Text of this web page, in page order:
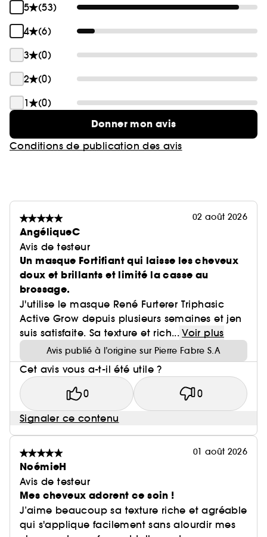
5
(53)
4
(6)
3
(0)
2
(0)
1
(0)
Donner mon avis
Conditions de publication des avis
02 août 2026
AngéliqueC
Avis de testeur
Un masque Fortifiant qui laisse les cheveux
doux et brillants et limité la casse au
brossage.
J'utilise le masque René Furterer Triphasic
Active Grow depuis plusieurs semaines et jen
suis satisfaite. Sa texture et rich... Voir plus
Avis publié à l’origine sur Pierre Fabre S.A
Cet avis vous a-t-il été utile ?
0 0
Signaler ce contenu
01 août 2026
NoémieH
Avis de testeur
Mes cheveux adorent ce soin !
J’aime beaucoup sa texture riche et agréable
qui s'applique facilement sans alourdir mes